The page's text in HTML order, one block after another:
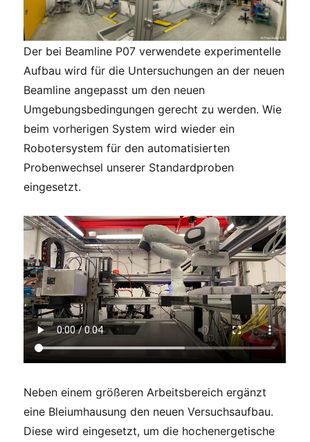
Der bei Beamline P07 verwendete experimentelle
Aufbau wird für die Untersuchungen an der neuen
Beamline angepasst um den neuen
Umgebungsbedingungen gerecht zu werden. Wie
beim vorherigen System wird wieder ein
Robotersystem für den automatisierten
Probenwechsel unserer Standardproben
eingesetzt.
Neben einem größeren Arbeitsbereich ergänzt
eine Bleiumhausung den neuen Versuchsaufbau.
Diese wird eingesetzt, um die hochenergetische